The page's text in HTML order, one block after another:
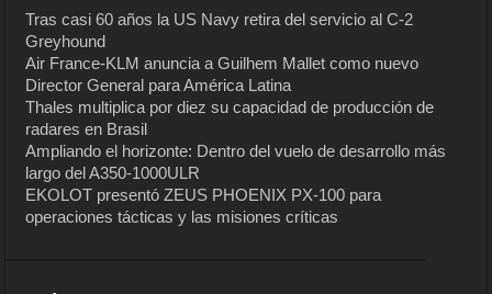
Tras casi 60 años la US Navy retira del servicio al C-2
Greyhound
Air France-KLM anuncia a Guilhem Mallet como nuevo
Director General para América Latina
Thales multiplica por diez su capacidad de producción de
radares en Brasil
Ampliando el horizonte: Dentro del vuelo de desarrollo más
largo del A350-1000ULR
EKOLOT presentó ZEUS PHOENIX PX-100 para
operaciones tácticas y las misiones críticas